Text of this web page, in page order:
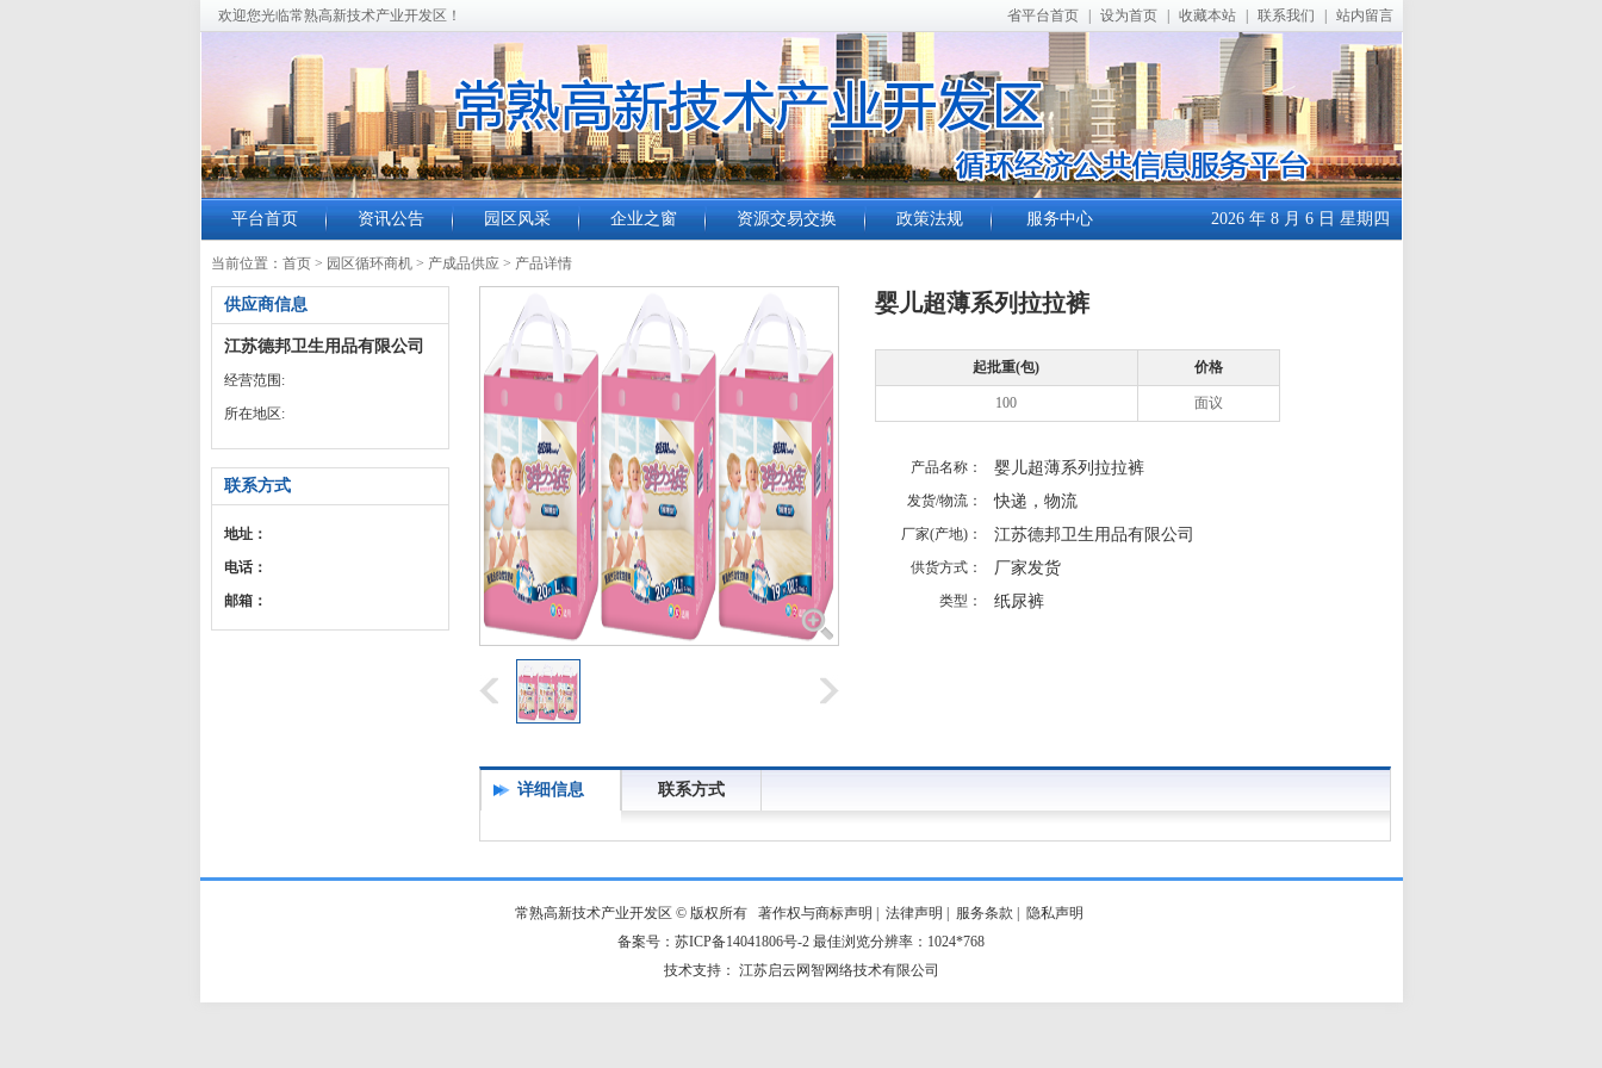
欢迎您光临常熟高新技术产业开发区！ 省平台首页 设为首页 收藏本站 联系我们 站内留言
平台首页 资讯公告 园区风采 企业之窗 资源交易交换 政策法规 服务中心 2026 年 8 月 6 日 星期四
当前位置： 首页> 园区循环商机> 产成品供应> 产品详情
供应商信息
江苏德邦卫生用品有限公司
经营范围:
所在地区:
联系方式
地址：
电话：
邮箱：
婴儿超薄系列拉拉裤
起批重(包) 价格
100 面议
产品名称： 婴儿超薄系列拉拉裤
发货/物流： 快递，物流
厂家(产地)： 江苏德邦卫生用品有限公司
供货方式： 厂家发货
类型： 纸尿裤
详细信息 联系方式
常熟高新技术产业开发区 © 版权所有 著作权与商标声明 法律声明 服务条款
隐私声明
备案号：苏ICP备14041806号-2 最佳浏览分辨率：1024*768
技术支持： 江苏启云网智网络技术有限公司